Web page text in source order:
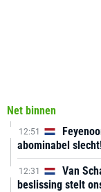
Net binnen
12:51
abominabel
12:31
Van
beslissing stelt